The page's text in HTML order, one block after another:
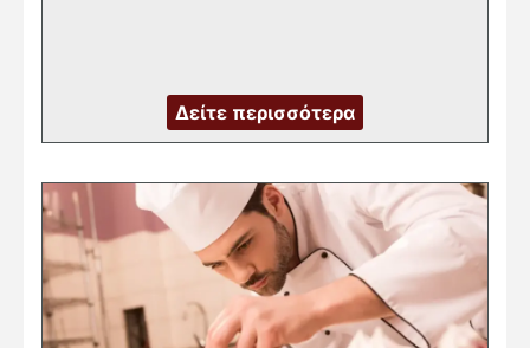
Δείτε περισσότερα